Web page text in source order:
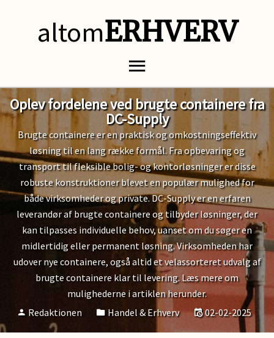
altomERHVERV
Oplev fordelene ved brugte containere fra
DC-Supply
Brugte containere er en praktisk og omkostningseffektiv
løsning til en lang række formål. Fra opbevaring og
transport til fleksible bolig- og kontorløsninger er disse
robuste konstruktioner blevet en populær mulighed for
både virksomheder og private. DC-Supply er en erfaren
leverandør af brugte containere og tilbyder løsninger, der
kan tilpasses individuelle behov, uanset om du søger en
midlertidig eller permanent løsning. Virksomheden har
udover nye containere, også altid et velassorteret udvalg af
brugte containere klar til levering. Læs mere om
mulighederne i artiklen herunder.
Redaktionen
Handel & Erhverv 02-02-2025